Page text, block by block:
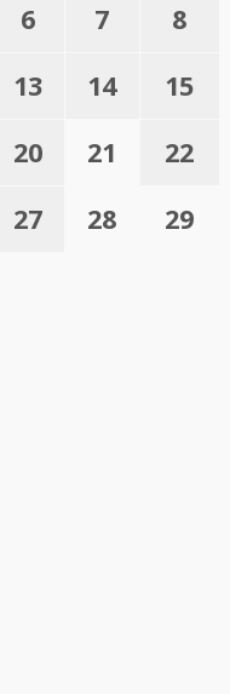
6 7
8
13 14
15
20 21
22
27 28
29